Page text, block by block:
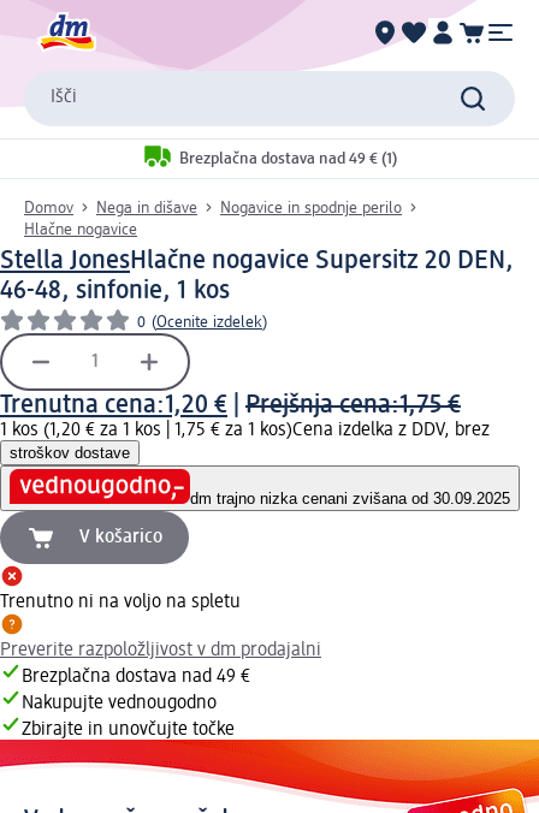
Išči
Brezplačna dostava nad 49 € (1)
Domov Nega in dišave
Nogavice in spodnje perilo
Hlačne nogavice
Stella JonesHlačne nogavice Supersitz 20 DEN,
46-48, sinfonie, 1 kos
0 (Ocenite izdelek)
Trenutna cena:1,20 € Prejšnja cena:1,75 €
1 kos (1,20 € za 1 kos | 1,75 € za 1 kos)Cena izdelka z DDV, brez
stroškov dostave
dm trajno nizka cenani zvišana od 30.09.2025
V košarico
Trenutno ni na voljo na spletu
Preverite razpoložljivost v dm prodajalni
Brezplačna dostava nad 49 €
Nakupujte vednougodno
Zbirajte in unovčujte točke